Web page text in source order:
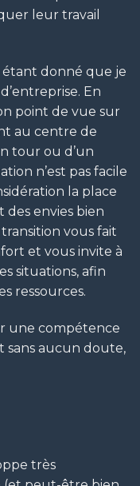
leur travail
étant donné que je
En
point de vue sur
au centre de
tour ou d’un
n’est pas facile
la place
des envies bien
vous fait
et vous invite à
situations, afin
ressources.
une compétence
sans aucun doute,
très